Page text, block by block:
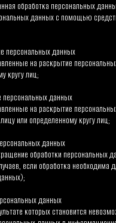
обработка персональных
данных с помощью
персональных данных
на раскрытие
кругу лиц;
персональных данных
на раскрытие
или определенному кругу лиц;
данных
обработки персональных
если обработка необходима
данных
которых становится